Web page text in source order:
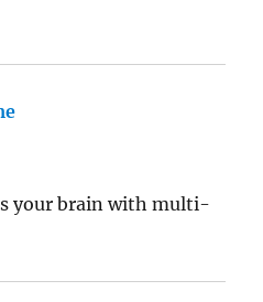
your brain with multi-